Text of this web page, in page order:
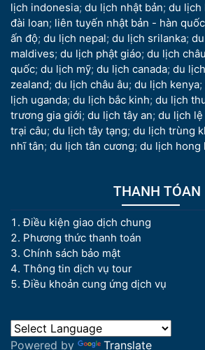
lịch indonesia; du lịch nhật bản; du lịch
đài loan; liên tuyến nhật bản - hàn
ấn độ; du lịch nepal; du lịch srilanka;
maldives; du lịch phật giáo; du lịch
quốc; du lịch mỹ; du lịch canada; du
zealand; du lịch châu âu; du lịch kenya;
lịch uganda; du lịch bắc kinh; du lịch
trương gia giới; du lịch tây an; du lịch lệ
trại câu; du lịch tây tạng; du lịch trùng
nhĩ tân; du lịch tân cương; du lịch hong
THANH TÓAN
Điều kiện giao dịch chung
Phương thức thanh toán
Chính sách bảo mật
Thông tin dịch vụ tour
Điều khoản cung ứng dịch vụ
Powered by Translate